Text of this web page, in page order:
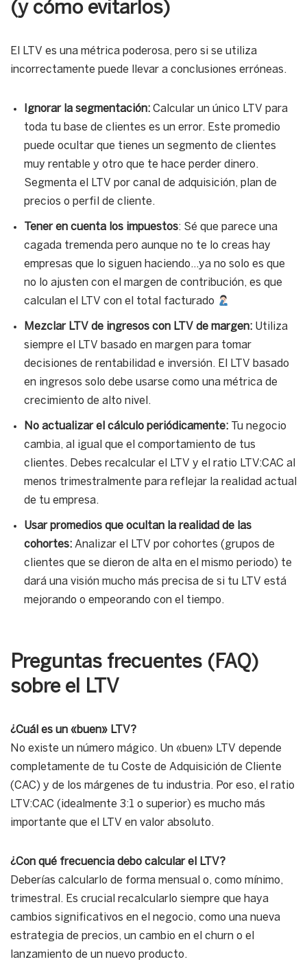
(y cómo evitarlos)
El LTV es una métrica poderosa, pero si se utiliza
incorrectamente puede llevar a conclusiones erróneas.
Ignorar la segmentación: Calcular un único LTV para
toda tu base de clientes es un error. Este promedio
puede ocultar que tienes un segmento de clientes
muy rentable y otro que te hace perder dinero.
Segmenta el LTV por canal de adquisición, plan de
precios o perfil de cliente.
Tener en cuenta los impuestos: Sé que parece una
cagada tremenda pero aunque no te lo creas hay
empresas que lo siguen haciendo…ya no solo es que
no lo ajusten con el margen de contribución, es que
calculan el LTV con el total facturado
Mezclar LTV de ingresos con LTV de margen: Utiliza
siempre el LTV basado en margen para tomar
decisiones de rentabilidad e inversión. El LTV basado
en ingresos solo debe usarse como una métrica de
crecimiento de alto nivel.
No actualizar el cálculo periódicamente: Tu negocio
cambia, al igual que el comportamiento de tus
clientes. Debes recalcular el LTV y el ratio LTV:CAC al
menos trimestralmente para reflejar la realidad actual
de tu empresa.
Usar promedios que ocultan la realidad de las
cohortes: Analizar el LTV por cohortes (grupos de
clientes que se dieron de alta en el mismo periodo) te
dará una visión mucho más precisa de si tu LTV está
mejorando o empeorando con el tiempo.
Preguntas frecuentes (FAQ)
sobre el LTV
¿Cuál es un «buen» LTV?
No existe un número mágico. Un «buen» LTV depende
completamente de tu Coste de Adquisición de Cliente
(CAC) y de los márgenes de tu industria. Por eso, el ratio
LTV:CAC (idealmente 3:1 o superior) es mucho más
importante que el LTV en valor absoluto.
¿Con qué frecuencia debo calcular el LTV?
Deberías calcularlo de forma mensual o, como mínimo,
trimestral. Es crucial recalcularlo siempre que haya
cambios significativos en el negocio, como una nueva
estrategia de precios, un cambio en el churn o el
lanzamiento de un nuevo producto.